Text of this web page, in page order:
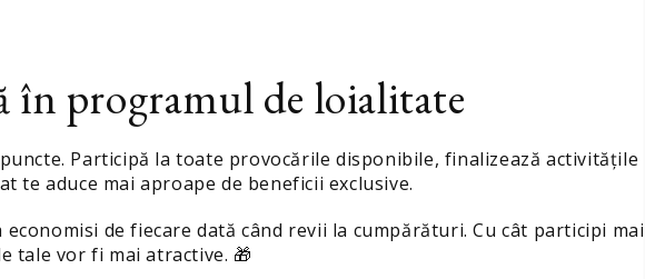
în programul de loialitate
Participă la toate provocările disponibile, finalizează activitățile
te aduce mai aproape de beneficii exclusive.
de fiecare dată când revii la cumpărături. Cu cât participi mai
tale vor fi mai atractive. 🎁